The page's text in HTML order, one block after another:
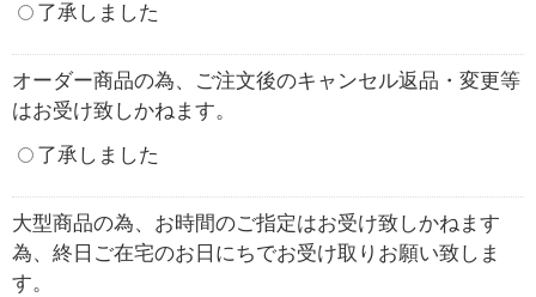
了承しました
オーダー商品の為、ご注文後のキャンセル返品・変更等
はお受け致しかねます。
了承しました
大型商品の為、お時間のご指定はお受け致しかねます
為、終日ご在宅のお日にちでお受け取りお願い致しま
す。